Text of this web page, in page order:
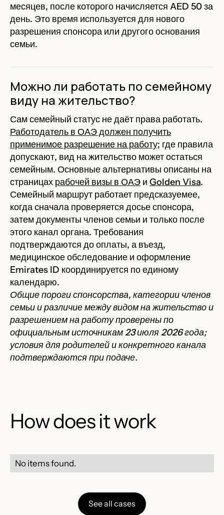
месяцев, после которого начисляется AED 50 за
день. Это время используется для нового
разрешения спонсора или другого основания
семьи.
Можно ли работать по семейному
виду на жительство?
Сам семейный статус не даёт права работать.
Работодатель в ОАЭ должен получить
применимое разрешение на работу; где правила
допускают, вид на жительство может остаться
семейным. Основные альтернативы описаны на
страницах рабочей визы в ОАЭ и Golden Visa.
Семейный маршрут работает предсказуемее,
когда сначала проверяется досье спонсора,
затем документы членов семьи и только после
этого канал органа. Требования
подтверждаются до оплаты, а въезд,
медицинское обследование и оформление
Emirates ID координируется по единому
календарю.
Общие пороги спонсорства, категории членов
семьи и различие между видом на жительство и
разрешением на работу проверены по
официальным источникам 23 июля 2026 года;
условия для родителей и конкретного канала
подтверждаются при подаче.
How does it work
No items found.
See all cases